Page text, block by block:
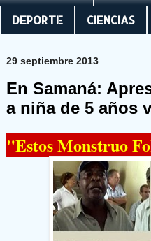
DEPORTE CIENCIAS
29 septiembre 2013
En Samaná:
a niña de 5 años
"Estos Monstruo